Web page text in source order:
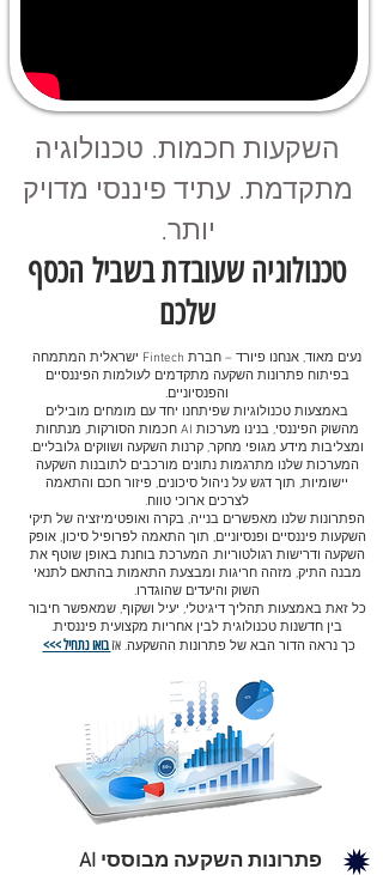
השקעות חכמות. טכנולוגיה
מתקדמת. עתיד פיננסי מדויק
יותר.
טכנולוגיה שעובדת בשביל הכסף
שלכם
נעים מאוד, אנחנו פיורד – חברת Fintech ישראלית המתמחה
בפיתוח פתרונות השקעה מתקדמים לעולמות הפיננסיים
והפנסיוניים.
באמצעות טכנולוגיות שפיתחנו יחד עם מומחים מובילים
מהשוק הפיננסי, בנינו מערכות AI חכמות הסורקות, מנתחות
ומצליבות מידע מגופי מחקר, קרנות השקעה ושווקים גלובליים.
המערכות שלנו מתרגמות נתונים מורכבים לתובנות השקעה
יישומיות, תוך דגש על ניהול סיכונים, פיזור חכם והתאמה
לצרכים ארוכי טווח.
הפתרונות שלנו מאפשרים בנייה, בקרה ואופטימיזציה של תיקי
השקעות פיננסיים ופנסיוניים, תוך התאמה לפרופיל סיכון, אופק
השקעה ודרישות רגולטוריות. המערכת בוחנת באופן שוטף את
מבנה התיק, מזהה חריגות ומבצעת התאמות בהתאם לתנאי
השוק והיעדים שהוגדרו.
כל זאת באמצעות תהליך דיגיטלי, יעיל ושקוף, שמאפשר חיבור
בין חדשנות טכנולוגית לבין אחריות מקצועית פיננסית.
כך נראה הדור הבא של פתרונות ההשקעה. אזבואו נתחיל >>>
פתרונות השקעה מבוססי AI